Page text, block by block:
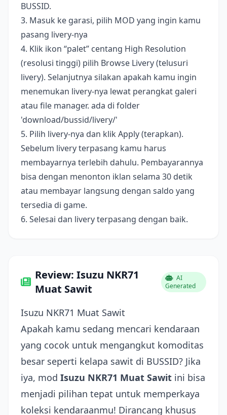
BUSSID.
3. Masuk ke garasi, pilih MOD yang ingin kamu
pasang livery-nya
4. Klik ikon “palet” centang High Resolution
(resolusi tinggi) pilih Browse Livery (telusuri
livery). Selanjutnya silakan apakah kamu ingin
menemukan livery-nya lewat perangkat galeri
atau file manager. ada di folder
'download/bussid/livery/'
5. Pilih livery-nya dan klik Apply (terapkan).
Sebelum livery terpasang kamu harus
membayarnya terlebih dahulu. Pembayarannya
bisa dengan menonton iklan selama 30 detik
atau membayar langsung dengan saldo yang
tersedia di game.
6. Selesai dan livery terpasang dengan baik.
Review: Isuzu NKR71
Muat Sawit
AI
Generated
Isuzu NKR71 Muat Sawit
Apakah kamu sedang mencari kendaraan
yang cocok untuk mengangkut komoditas
besar seperti kelapa sawit di BUSSID? Jika
iya, mod Isuzu NKR71 Muat Sawit ini bisa
menjadi pilihan tepat untuk memperkaya
koleksi kendaraanmu! Dirancang khusus